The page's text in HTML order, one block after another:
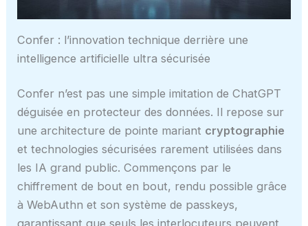
Confer : l’innovation technique derrière une
intelligence artificielle ultra sécurisée
Confer n’est pas une simple imitation de ChatGPT
déguisée en protecteur des données. Il repose sur
une architecture de pointe mariant cryptographie
et technologies sécurisées rarement utilisées dans
les IA grand public. Commençons par le
chiffrement de bout en bout, rendu possible grâce
à WebAuthn et son système de passkeys,